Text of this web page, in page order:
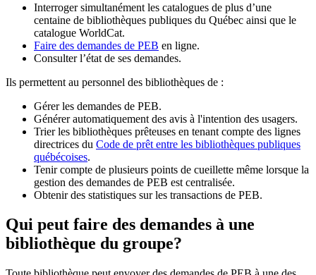
Interroger simultanément les catalogues de plus d’une
centaine de bibliothèques publiques du Québec ainsi que le
catalogue WorldCat.
Faire des demandes de PEB en ligne.
Consulter l’état de ses demandes.
Ils permettent au personnel des bibliothèques de :
Gérer les demandes de PEB.
Générer automatiquement des avis à l'intention des usagers.
Trier les bibliothèques prêteuses en tenant compte des lignes
directrices du Code de prêt entre les bibliothèques publiques
québécoises.
Tenir compte de plusieurs points de cueillette même lorsque la
gestion des demandes de PEB est centralisée.
Obtenir des statistiques sur les transactions de PEB.
Qui peut faire des demandes à une
bibliothèque du groupe?